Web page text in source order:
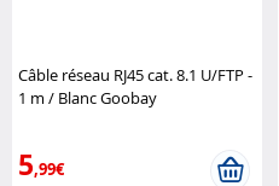
Câble réseau RJ45 cat. 8.1 U/FTP -
1 m / Blanc Goobay
5,99€